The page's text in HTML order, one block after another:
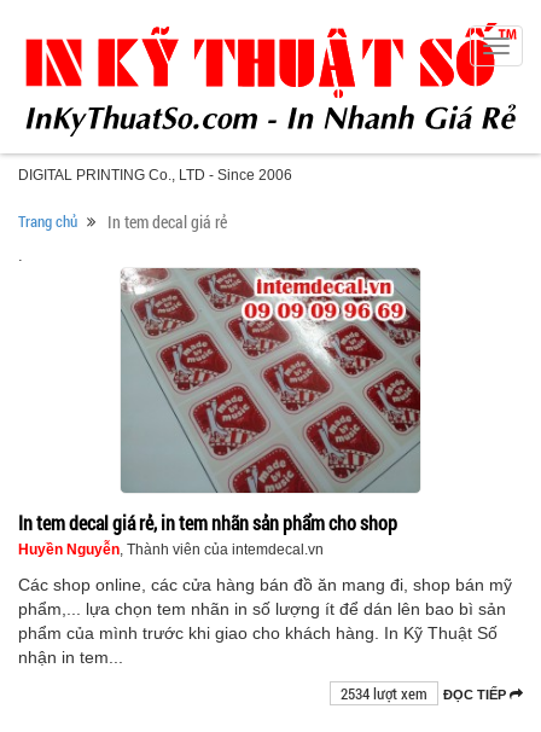
DIGITAL PRINTING Co., LTD - Since 2006
Toggle
Trang chủ In tem decal giá rẻ
.
In tem decal giá rẻ, in tem nhãn sản phẩm cho shop
Huyền Nguyễn, Thành viên của intemdecal.vn
Các shop online, các cửa hàng bán đồ ăn mang đi, shop bán mỹ
phẩm,... lựa chọn tem nhãn in số lượng ít để dán lên bao bì sản
phẩm của mình trước khi giao cho khách hàng. In Kỹ Thuật Số
nhận in tem...
ĐỌC TIẾP
2534 lượt xem